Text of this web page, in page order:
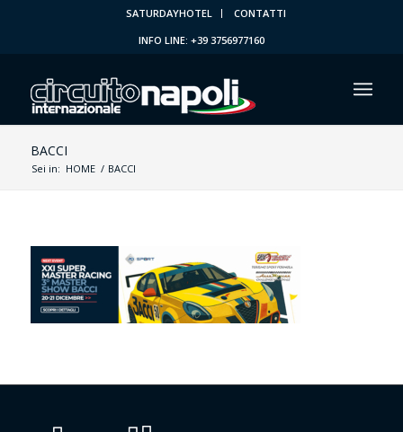
SATURDAYHOTEL
CONTATTI
INFO LINE: +39 3756977160
BACCI
Sei in: HOME / BACCI